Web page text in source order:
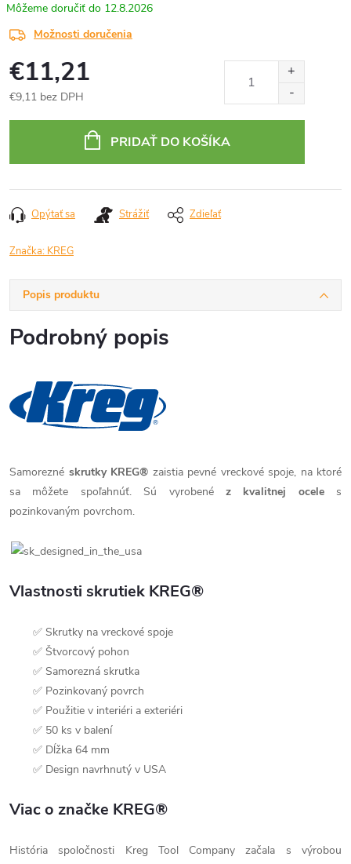
12.8.2026
Možnosti doručenia
€11,21
€9,11 bez DPH
PRIDAŤ DO KOŠÍKA
Opýtať sa Strážiť Zdieľať
Značka: KREG
Popis produktu
Podrobný popis
Samorezné skrutky KREG® zaistia pevné vreckové spoje, na ktoré
sa môžete spoľahnúť. Sú vyrobené z kvalitnej oceles
pozinkovaným povrchom.
Vlastnosti skrutiek KREG®
✅ Skrutky na vreckové spoje
✅ Štvorcový pohon
✅ Samorezná skrutka
✅ Pozinkovaný povrch
✅ Použitie v interiéri a exteriéri
✅ 50 ks v balení
✅ Dĺžka 64 mm
✅ Design navrhnutý v USA
Viac o značke KREG®
História spoločnosti Kreg Tool Company začala s výrobou